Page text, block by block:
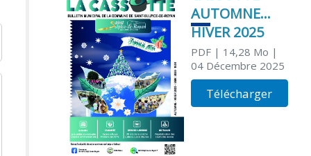
AUTOMNE
HIVER 2025
PDF| 14,28 Mo |
04 Décembre 2025
Télécharger